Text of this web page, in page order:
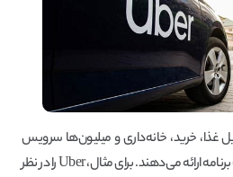
غذا، خرید، خانه‌داری و میلیون‌ها سرویس
دیگر را مستقیماً با استفاده از یک برنامه ارائه می‌دهند. برای مثال، Uber را در نظر